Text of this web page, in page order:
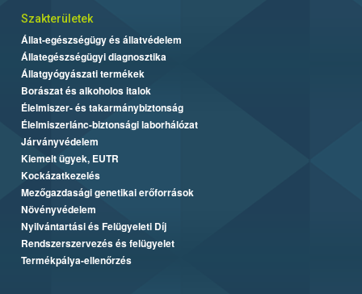
Szakterületek
Állat-egészségügy és állatvédelem
Állategészségügyi diagnosztika
Állatgyógyászati termékek
Borászat és alkoholos italok
Élelmiszer- és takarmánybiztonság
Élelmiszerlánc-biztonsági laborhálózat
Járványvédelem
Kiemelt ügyek, EUTR
Kockázatkezelés
Mezőgazdasági genetikai erőforrások
Növényvédelem
Nyilvántartási és Felügyeleti Díj
Rendszerszervezés és felügyelet
Termékpálya-ellenőrzés